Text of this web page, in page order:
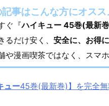
記事はこんな方にオス
ぐ『ハイキュー 45巻(最新
るだけ安く、 安全に、お得に
や漫画喫茶ではなく、スマ
ュー45巻(最新巻)】を完全